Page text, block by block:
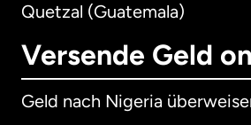
Quetzal (Guatemala)
Versende Geld
Geld nach Nigeria